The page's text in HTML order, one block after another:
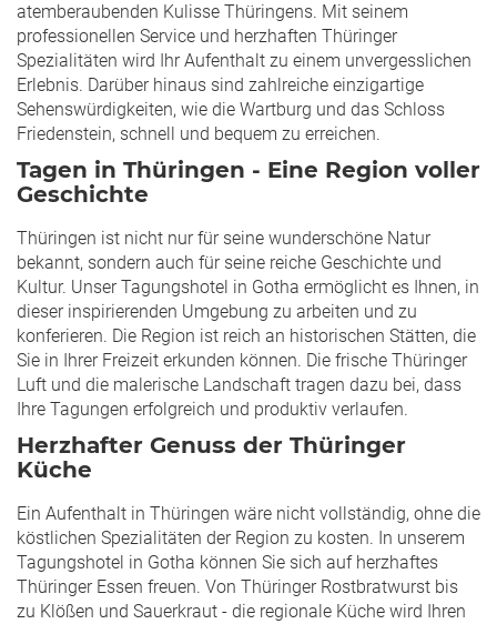
atemberaubenden Kulisse Thüringens. Mit seinem
professionellen Service und herzhaften Thüringer
Spezialitäten wird Ihr Aufenthalt zu einem unvergesslichen
Erlebnis. Darüber hinaus sind zahlreiche einzigartige
Sehenswürdigkeiten, wie die Wartburg und das Schloss
Friedenstein, schnell und bequem zu erreichen.
Tagen in Thüringen - Eine Region voller
Geschichte
Thüringen ist nicht nur für seine wunderschöne Natur
bekannt, sondern auch für seine reiche Geschichte und
Kultur. Unser Tagungshotel in Gotha ermöglicht es Ihnen, in
dieser inspirierenden Umgebung zu arbeiten und zu
konferieren. Die Region ist reich an historischen Stätten, die
Sie in Ihrer Freizeit erkunden können. Die frische Thüringer
Luft und die malerische Landschaft tragen dazu bei, dass
Ihre Tagungen erfolgreich und produktiv verlaufen.
Herzhafter Genuss der Thüringer
Küche
Ein Aufenthalt in Thüringen wäre nicht vollständig, ohne die
köstlichen Spezialitäten der Region zu kosten. In unserem
Tagungshotel in Gotha können Sie sich auf herzhaftes
Thüringer Essen freuen. Von Thüringer Rostbratwurst bis
zu Klößen und Sauerkraut - die regionale Küche wird Ihren